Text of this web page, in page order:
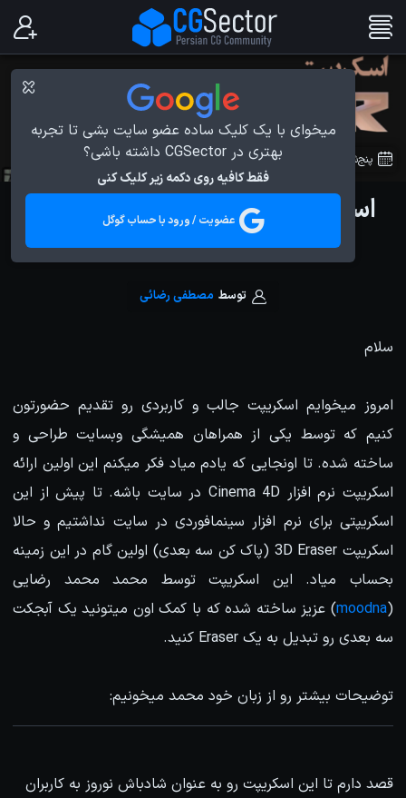
میخوای با یک کلیک ساده عضو سایت بشی تا تجربه
بهتری در CGSector داشته باشی؟
فقط کافیه روی دکمه زیر کلیک کنی
عضویت / ورود با حساب گوگل
پنج‌شنبه 27 اسفند 1394 در مقالات
اسکریپت 3D Eraser برای نرم افزار
Cinema 4D
توسط مصطفی رضائی
سلام
امروز میخوایم اسکریپت جالب و کاربردی رو تقدیم حضورتون
کنیم که توسط یکی از همراهان همیشگی وبسایت طراحی و
ساخته شده. تا اونجایی که یادم میاد فکر میکنم این اولین ارائه
اسکریپت نرم افزار Cinema 4D در سایت باشه. تا پیش از این
اسکریپتی برای نرم افزار سینمافوردی در سایت نداشتیم و حالا
اسکریپت 3D Eraser (پاک کن سه بعدی) اولین گام در این زمینه
بحساب میاد. این اسکریپت توسط محمد محمد رضایی
(
moodna) عزیز ساخته شده که با کمک اون میتونید یک آبجکت
سه بعدی رو تبدیل به یک Eraser کنید.
توضیحات بیشتر رو از زبان خود محمد میخونیم:
قصد دارم تا این اسکریپت رو به عنوان شادباش نوروز به کاربران